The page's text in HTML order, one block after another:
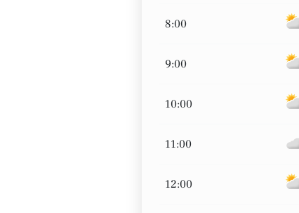
8:00
9:00
10:00
11:00
12:00